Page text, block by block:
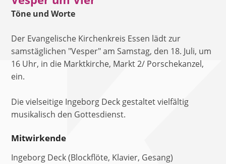
Töne und Worte
Der Evangelische Kirchenkreis Essen lädt zur
samstäglichen "Vesper" am Samstag, den 18. Juli, um
16 Uhr, in die Marktkirche, Markt 2/ Porschekanzel,
ein.
Die vielseitige Ingeborg Deck gestaltet vielfältig
musikalisch den Gottesdienst.
Mitwirkende
Ingeborg Deck (Blockflöte, Klavier, Gesang)